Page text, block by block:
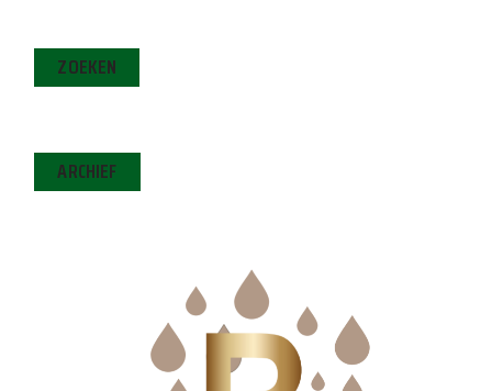
ZOEKEN
ARCHIEF